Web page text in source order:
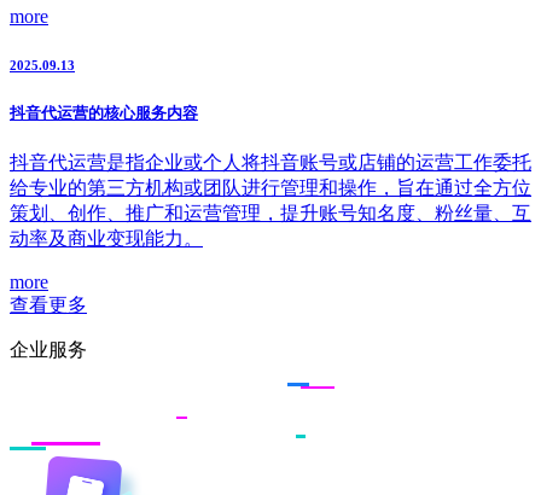
more
2025.09.13
抖音代运营的核心服务内容
抖音代运营是指企业或个人将抖音账号或店铺的运营工作委托
给专业的第三方机构或团队进行管理和操作，旨在通过全方位
策划、创作、推广和运营管理，提升账号知名度、粉丝量、互
动率及商业变现能力。
more
查看更多
企业服务